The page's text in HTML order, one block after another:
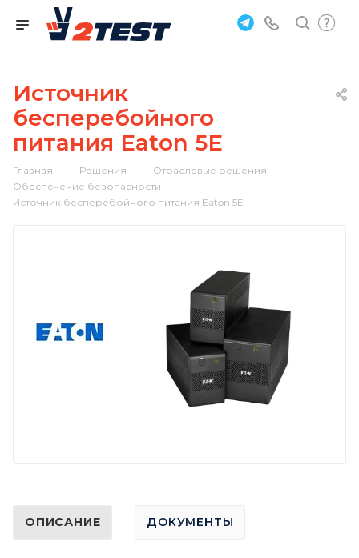
Источник
бесперебойного
питания Eaton 5E
Главная — Решения — Отраслевые решения —
Обеспечение безопасности —
Источник бесперебойного питания Eaton 5E
ОПИСАНИЕ ДОКУМЕНТЫ